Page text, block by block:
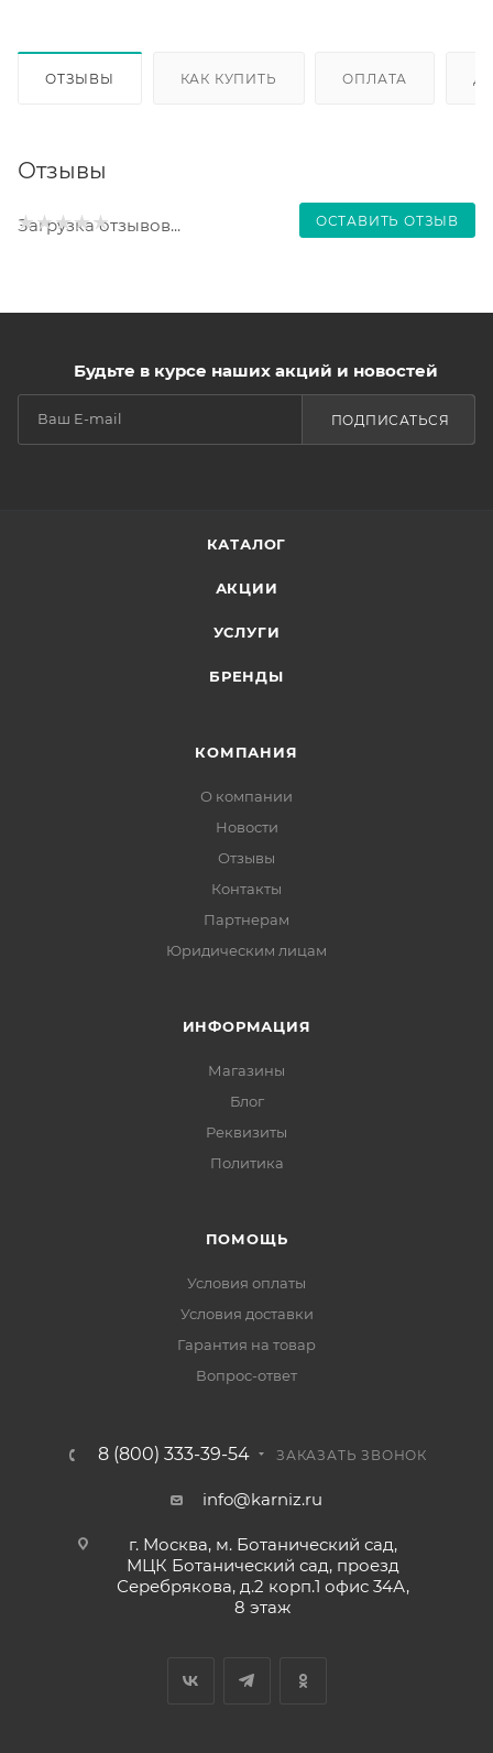
ОТЗЫВЫ КАК КУПИТЬ ОПЛАТА
Отзывы
ОСТАВИТЬ ОТЗЫВ
Загрузка отзывов...
Будьте в курсе наших акций и новостей
ПОДПИСАТЬСЯ
КАТАЛОГ
АКЦИИ
УСЛУГИ
БРЕНДЫ
КОМПАНИЯ
О компании
Новости
Отзывы
Контакты
Партнерам
Юридическим лицам
ИНФОРМАЦИЯ
Магазины
Блог
Реквизиты
Политика
ПОМОЩЬ
Условия оплаты
Условия доставки
Гарантия на товар
Вопрос-ответ
8 (800) 333-39-54 ЗАКАЗАТЬ ЗВОНОК
info@karniz.ru
г. Москва, м. Ботанический сад,
МЦК Ботанический сад, проезд
Серебрякова, д.2 корп.1 офис 34А,
8 этаж